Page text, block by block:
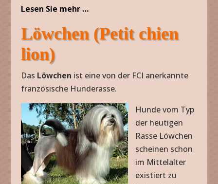
Lesen Sie mehr …
Löwchen (Petit chien
lion)
Das Löwchen ist eine von der FCI anerkannte
französische Hunderasse.
Hunde vom Typ
der heutigen
Rasse Löwchen
scheinen schon
im Mittelalter
existiert zu